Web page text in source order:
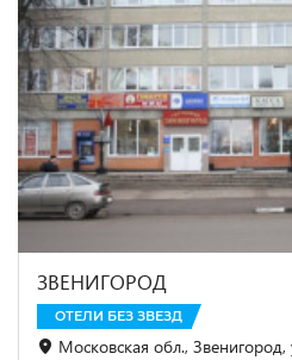
ЗВЕНИГОРОД
ОТЕЛИ БЕЗ ЗВЕЗД
Московская обл.,